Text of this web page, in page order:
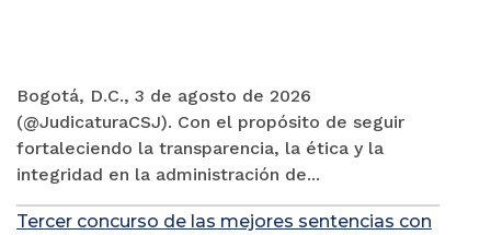
Bogotá, D.C., 3 de agosto de 2026
(@JudicaturaCSJ). Con el propósito de seguir
fortaleciendo la transparencia, la ética y la
integridad en la administración de...
Tercer concurso de las mejores sentencias con